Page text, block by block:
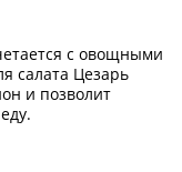
с овощными
салата Цезарь
и позволит